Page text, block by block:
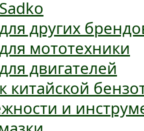
других
мототехники
двигателей
китайской
и